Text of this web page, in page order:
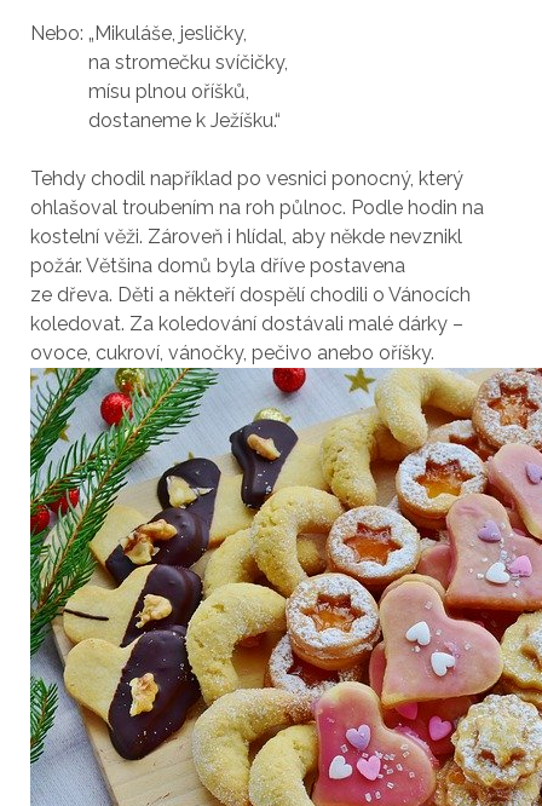
Nebo: „Mikuláše, jesličky,
na stromečku svíčičky,
mísu plnou oříšků,
dostaneme k Ježíšku.“
Tehdy chodil například po vesnici ponocný, který
ohlašoval troubením na roh půlnoc. Podle hodin na
kostelní věži. Zároveň i hlídal, aby někde nevznikl
požár. Většina domů byla dříve postavena
ze dřeva. Děti a někteří dospělí chodili o Vánocích
koledovat. Za koledování dostávali malé dárky –
ovoce, cukroví, vánočky, pečivo anebo oříšky.